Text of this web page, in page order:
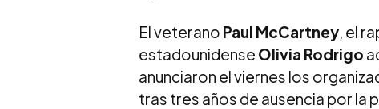
El veterano Paul McCartney, el
estadounidense Olivia Rodrigo
anunciaron el viernes los
tras tres años de ausencia por la